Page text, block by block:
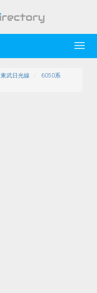
東武日光線
6050系